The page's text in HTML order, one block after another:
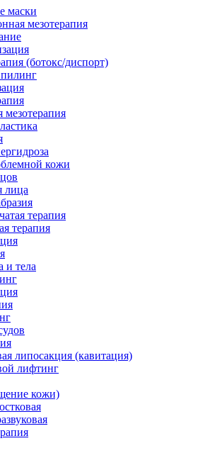
маски
мезотерапия
(ботокс/диспорт)
мезотерапия
кожи
лица
терапия
терапия
и тела
липосакция (кавитация)
лифтинг
кожи)